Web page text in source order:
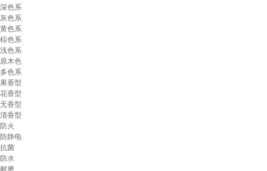
深色系
灰色系
黄色系
棕色系
浅色系
原木色
多色系
果香型
花香型
无香型
清香型
防火
防静电
抗菌
防水
耐磨